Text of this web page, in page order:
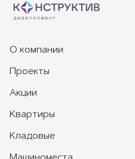
О компании
Проекты
Акции
Квартиры
Кладовые